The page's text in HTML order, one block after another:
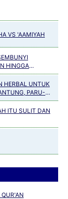
VS 'AAMIYAH
HINGGA
HERBAL UNTUK
PARU-
ITU SULIT DAN